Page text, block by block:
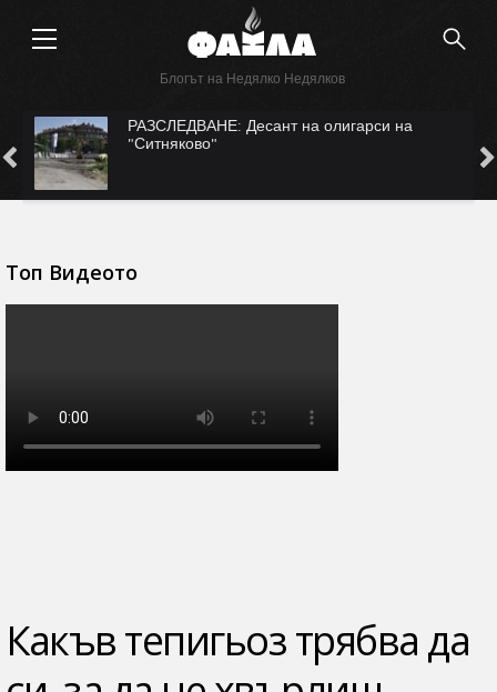
Блогът на Недялко Недялков
РАЗСЛЕДВАНЕ: Десант на олигарси на
"Ситняково"
Топ Видеото
Какъв тепигьоз трябва да